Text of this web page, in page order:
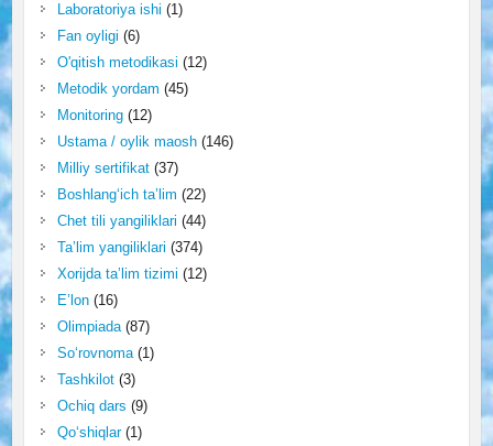
Laboratoriya ishi (1)
Fan oyligi (6)
O'qitish metodikasi (12)
Metodik yordam (45)
Monitoring(12)
Ustama / oylik maosh(146)
Milliy sertifikat(37)
Boshlang‘ich ta’lim (22)
Chet tili yangiliklari (44)
Ta’lim yangiliklari (374)
Xorijda ta’lim tizimi (12)
E’lon(16)
Olimpiada(87)
So‘rovnoma(1)
Tashkilot(3)
Ochiq dars (9)
Qo‘shiqlar(1)